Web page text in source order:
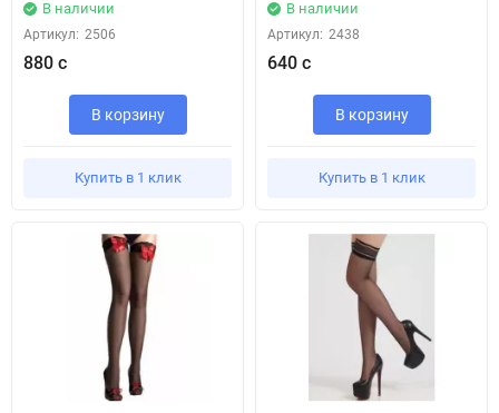
В наличии
Артикул: 2506
880 с
В корзину
Купить в 1 клик
В наличии
Артикул: 2438
640 с
В корзину
Купить в 1 клик